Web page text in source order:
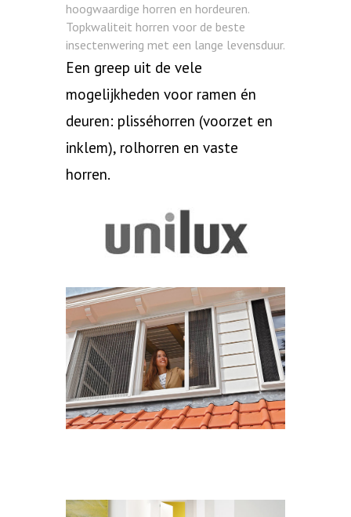
hoogwaardige horren en hordeuren.
Topkwaliteit horren voor de beste
insectenwering met een lange levensduur.
Een greep uit de vele
mogelijkheden voor ramen én
deuren: plisséhorren (voorzet en
inklem), rolhorren en vaste
horren.